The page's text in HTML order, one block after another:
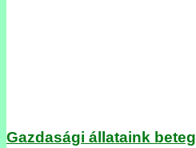
Gazdasági állataink